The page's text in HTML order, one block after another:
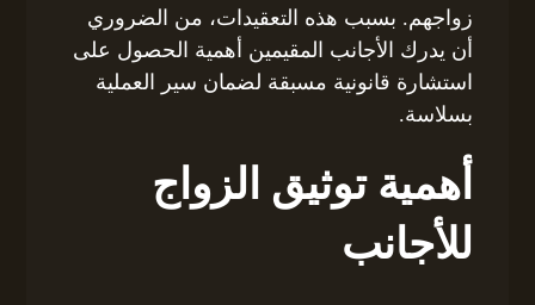
زواجهم. بسبب هذه التعقيدات، من الضروري
أن يدرك الأجانب المقيمين أهمية الحصول على
استشارة قانونية مسبقة لضمان سير العملية
بسلاسة.
أهمية توثيق الزواج
للأجانب